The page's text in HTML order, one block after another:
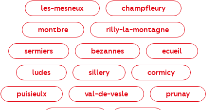
les-mesneux champfleury
montbre rilly-la-montagne
sermiers bezannes ecueil
ludes sillery cormicy
puisieulx val-de-vesle prunay